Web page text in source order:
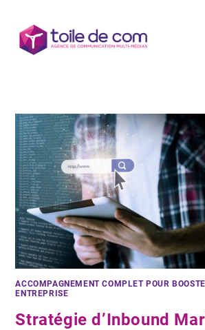
ACCOMPAGNEMENT COMPLET POUR
ENTREPRISE
Stratégie d’Inbound